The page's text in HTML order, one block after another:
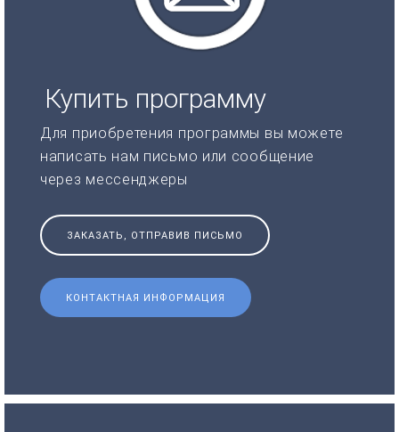
Купить программу
Для приобретения программы вы можете
написать нам письмо или сообщение
через мессенджеры
ЗАКАЗАТЬ, ОТПРАВИВ ПИСЬМО
КОНТАКТНАЯ ИНФОРМАЦИЯ